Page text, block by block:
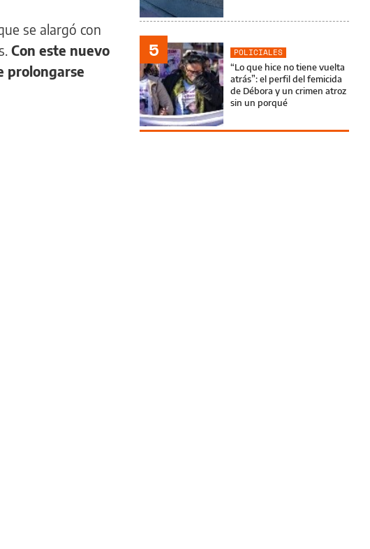
se alargó con
Con este nuevo
prolongarse
5
POLICIALES
“Lo que hice no tiene vuelta
atrás”: el perfil del femicida
de Débora y un crimen atroz
sin un porqué